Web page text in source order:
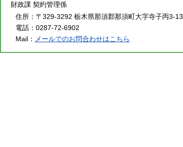
財政課 契約管理係
住所： 〒329-3292 栃木県那須郡那須町大字寺子丙3-13
電話： 0287-72-6902
Mail： メールでのお問合わせはこちら